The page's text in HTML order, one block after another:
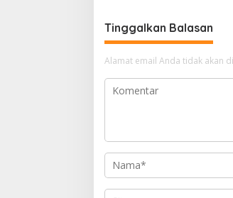
Tinggalkan Balasan
Alamat email Anda tidak akan